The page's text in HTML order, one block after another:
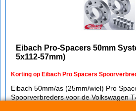
Eibach Pro-Spacers 50mm
5x112-57mm)
Korting op Eibach Pro Spacers
Eibach 50mm/as (25mm/wiel) Pro
Spoorverbreders voor de Volkswagen